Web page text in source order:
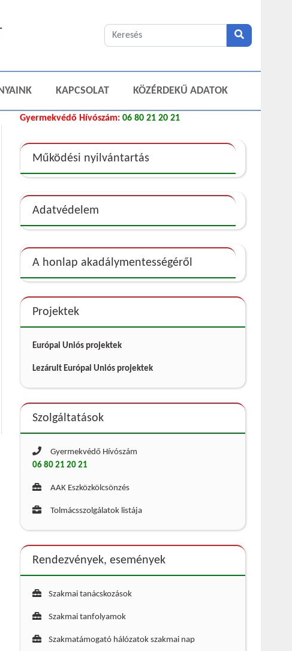
KAPCSOLAT KÖZÉRDEKŰ ADATOK
Gyermekvédő Hívószám: 06 80 21 20 21
Működési nyilvántartás
Adatvédelem
A honlap akadálymentességéről
Projektek
Európai Uniós projektek
Lezárult Európai Uniós projektek
Szolgáltatások
Gyermekvédő Hívószám
06 80 21 20 21
AAK Eszközkölcsönzés
Tolmácsszolgálatok listája
Rendezvények, események
Szakmai tanácskozások
Szakmai tanfolyamok
Szakmatámogató hálózatok szakmai nap